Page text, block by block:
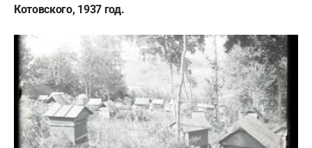
Котовского, 1937 год.